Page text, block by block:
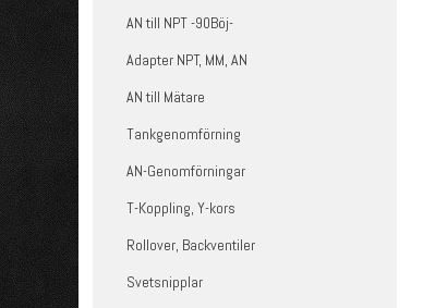
AN till NPT -90Böj-
Adapter NPT, MM, AN
AN till Mätare
Tankgenomförning
AN-Genomförningar
T-Koppling, Y-kors
Rollover, Backventiler
Svetsnipplar